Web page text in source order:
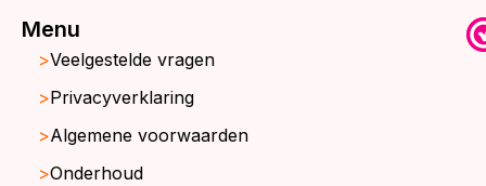
Menu
Veelgestelde vragen
Privacyverklaring
Algemene voorwaarden
Onderhoud